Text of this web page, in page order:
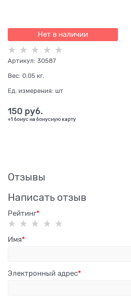
Нет в наличии
Артикул: 30587
Вес: 0.05 кг.
Ед. измерения: шт
150 руб.
+1 бонус на бонусную карту
Отзывы
Написать отзыв
Рейтинг
Имя
Электронный адрес